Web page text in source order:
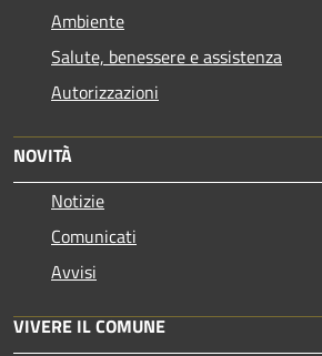
Ambiente
Salute, benessere e assistenza
Autorizzazioni
NOVITÀ
Notizie
Comunicati
Avvisi
VIVERE IL COMUNE